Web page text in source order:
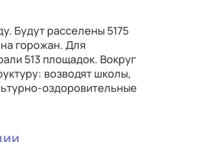
Будут расселены 5175
горожан. Для
513 площадок. Вокруг
возводят школы,
оздоровительные